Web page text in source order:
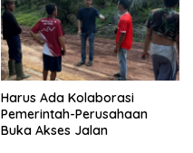
Harus Ada Kolaborasi
Pemerintah-Perusahaan
Buka Akses Jalan